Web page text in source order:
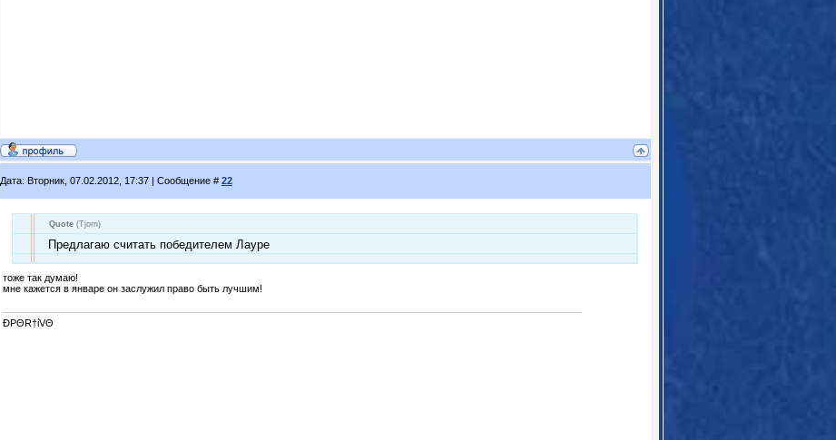
Дата: Вторник, 07.02.2012, 17:37 | Сообщение # 22
Quote (Tjorn)
Предлагаю считать победителем Лауре
тоже так думаю!
мне кажется в январе он заслужил право быть лучшим!
ĐPΘR†ίVΘ